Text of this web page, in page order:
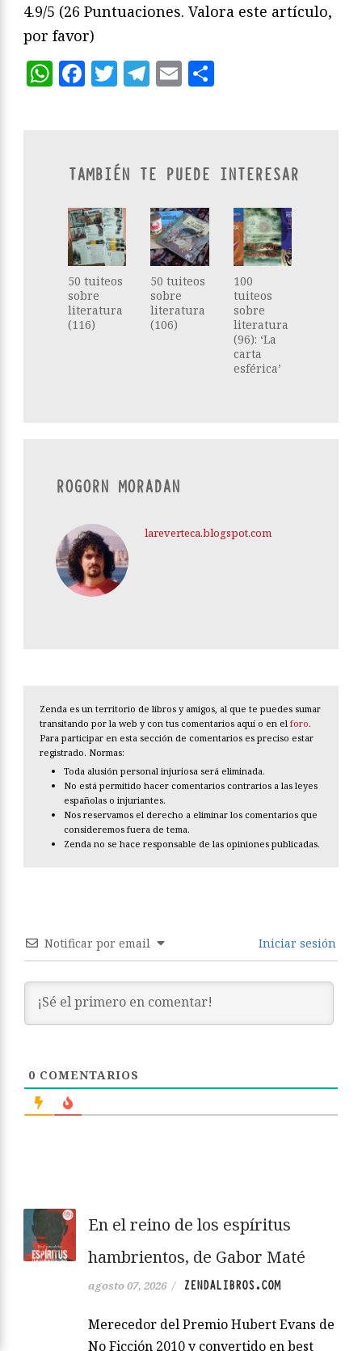
4.9/5 (26 Puntuaciones. Valora este artículo,
por favor)
WhatsApp
Facebook
Twitter
Telegram
Email
TAMBIÉN TE PUEDE INTERESAR
50 tuiteos
sobre
literatura
(116)
50 tuiteos
sobre
literatura
(106)
100
tuiteos
sobre
literatura
(96): ‘La
carta
esférica’
ROGORN MORADAN
lareverteca.blogspot.com
Zenda es un territorio de libros y amigos, al que te puedes sumar
transitando por la web y con tus comentarios aquí o en el foro.
Para participar en esta sección de comentarios es preciso estar
registrado. Normas:
Toda alusión personal injuriosa será eliminada.
No está permitido hacer comentarios contrarios a las leyes
españolas o injuriantes.
Nos reservamos el derecho a eliminar los comentarios que
consideremos fuera de tema.
Zenda no se hace responsable de las opiniones publicadas.
Notificar por email Iniciar sesión
0 COMENTARIOS
En el reino de los espíritus
hambrientos, de Gabor Maté
agosto 07, 2026 / ZENDALIBROS.COM
Merecedor del Premio Hubert Evans de
No Ficción 2010 y convertido en best